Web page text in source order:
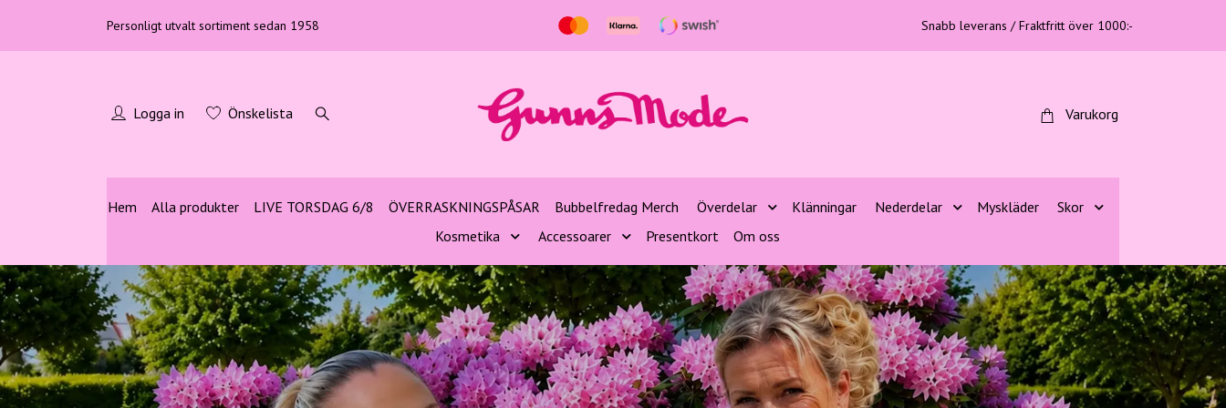
Personligt utvalt sortiment sedan 1958 Snabb leverans / Fraktfritt över 1000:-
Logga in Önskelista Varukorg
Hem Alla produkter LIVE TORSDAG 6/8 ÖVERRASKNINGSPÅSAR Bubbelfredag Merch Överdelar Klänningar Nederdelar Myskläder
Skor
Kosmetika
Accessoarer Presentkort Om oss